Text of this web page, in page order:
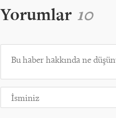
Yorumlar 10